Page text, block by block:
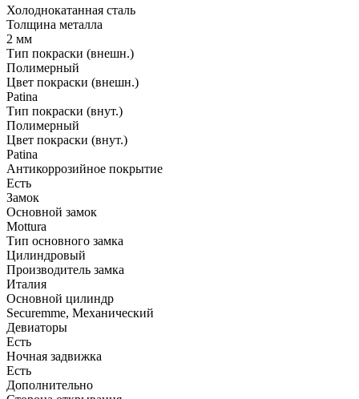
Холоднокатанная сталь
Толщина металла
2 мм
Тип покраски (внешн.)
Полимерный
Цвет покраски (внешн.)
Patina
Тип покраски (внут.)
Полимерный
Цвет покраски (внут.)
Patina
Антикоррозийное покрытие
Есть
Замок
Основной замок
Mottura
Тип основного замка
Цилиндровый
Производитель замка
Италия
Основной цилиндр
Securemme, Механический
Девиаторы
Есть
Ночная задвижка
Есть
Дополнительно